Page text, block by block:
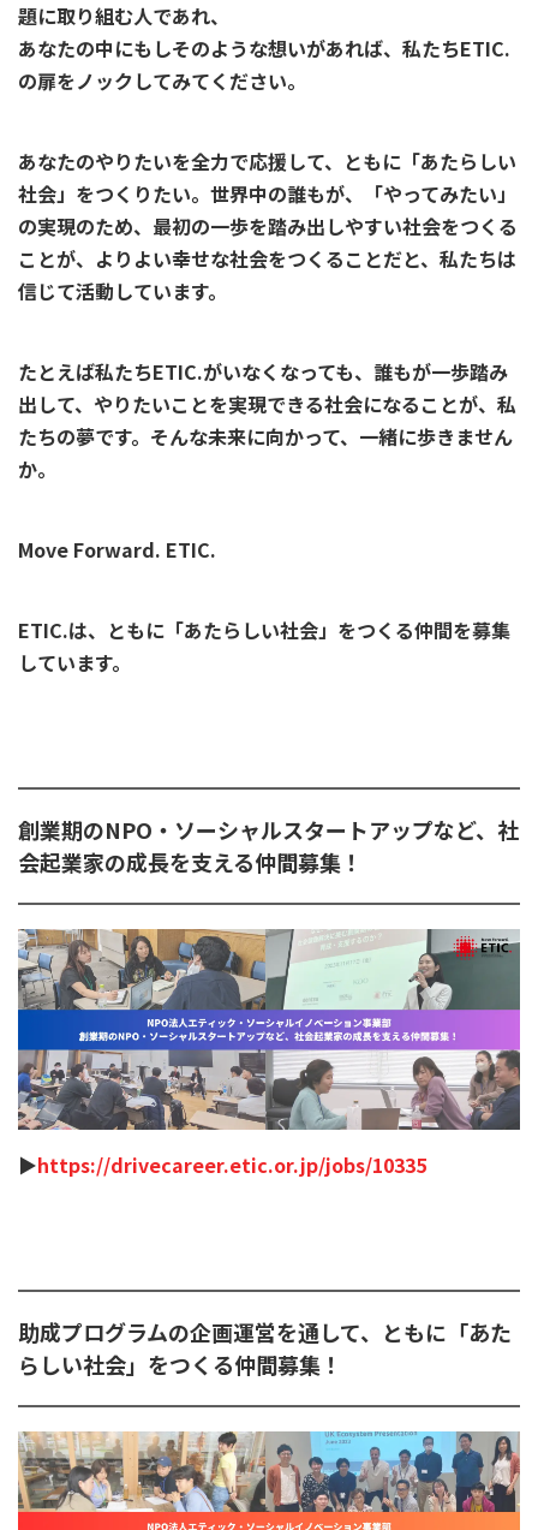
題に取り組む人であれ、
あなたの中にもしそのような想いがあれば、私たちETIC.
の扉をノックしてみてください。
あなたのやりたいを全力で応援して、ともに「あたらしい
社会」をつくりたい。世界中の誰もが、「やってみたい」
の実現のため、最初の一歩を踏み出しやすい社会をつくる
ことが、よりよい幸せな社会をつくることだと、私たちは
信じて活動しています。
たとえば私たちETIC.がいなくなっても、誰もが一歩踏み
出して、やりたいことを実現できる社会になることが、私
たちの夢です。そんな未来に向かって、一緒に歩きません
か。
Move Forward. ETIC.
ETIC.は、ともに「あたらしい社会」をつくる仲間を募集
しています。
創業期のNPO・ソーシャルスタートアップなど、社
会起業家の成長を支える仲間募集！
▶︎https://drivecareer.etic.or.jp/jobs/10335
助成プログラムの企画運営を通して、ともに「あた
らしい社会」をつくる仲間募集！